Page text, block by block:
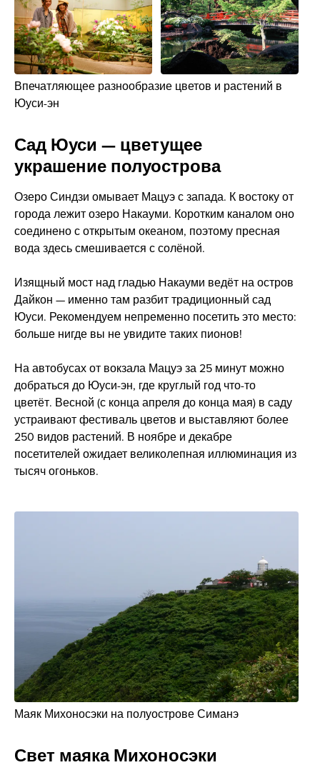
Впечатляющее разнообразие цветов и растений в
Юуси-эн
Сад Юуси — цветущее
украшение полуострова
Озеро Синдзи омывает Мацуэ с запада. К востоку от
города лежит озеро Накауми. Коротким каналом оно
соединено с открытым океаном, поэтому пресная
вода здесь смешивается с солёной.
Изящный мост над гладью Накауми ведёт на остров
Дайкон — именно там разбит традиционный сад
Юуси. Рекомендуем непременно посетить это место:
больше нигде вы не увидите таких пионов!
На автобусах от вокзала Мацуэ за 25 минут можно
добраться до Юуси-эн, где круглый год что-то
цветёт. Весной (с конца апреля до конца мая) в саду
устраивают фестиваль цветов и выставляют более
250 видов растений. В ноябре и декабре
посетителей ожидает великолепная иллюминация из
тысяч огоньков.
Маяк Михоносэки на полуострове Симанэ
Свет маяка Михоносэки